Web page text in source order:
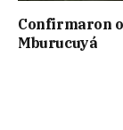
Confirmaron
Mburucuyá